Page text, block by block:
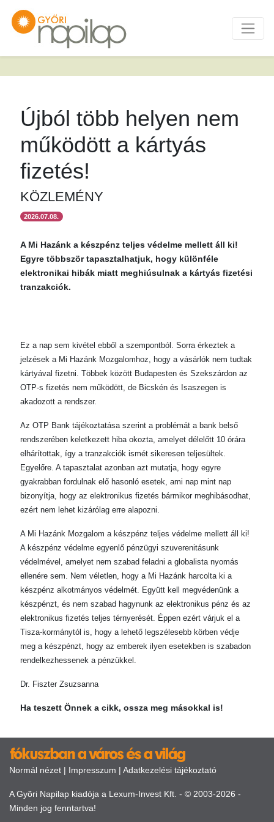
Újból több helyen nem
működött a kártyás
fizetés!
KÖZLEMÉNY
2026.07.08.
A Mi Hazánk a készpénz teljes védelme mellett áll ki!
Egyre többször tapasztalhatjuk, hogy különféle
elektronikai hibák miatt meghiúsulnak a kártyás fizetési
tranzakciók.
Ez a nap sem kivétel ebből a szempontból. Sorra érkeztek a
jelzések a Mi Hazánk Mozgalomhoz, hogy a vásárlók nem tudtak
kártyával fizetni. Többek között Budapesten és Szekszárdon az
OTP-s fizetés nem működött, de Bicskén és Isaszegen is
akadozott a rendszer.
Az OTP Bank tájékoztatása szerint a problémát a bank belső
rendszerében keletkezett hiba okozta, amelyet délelőtt 10 órára
elhárítottak, így a tranzakciók ismét sikeresen teljesültek.
Egyelőre. A tapasztalat azonban azt mutatja, hogy egyre
gyakrabban fordulnak elő hasonló esetek, ami nap mint nap
bizonyítja, hogy az elektronikus fizetés bármikor meghibásodhat,
ezért nem lehet kizárólag erre alapozni.
A Mi Hazánk Mozgalom a készpénz teljes védelme mellett áll ki!
A készpénz védelme egyenlő pénzügyi szuverenitásunk
védelmével, amelyet nem szabad feladni a globalista nyomás
ellenére sem. Nem véletlen, hogy a Mi Hazánk harcolta ki a
készpénz alkotmányos védelmét. Együtt kell megvédenünk a
készpénzt, és nem szabad hagynunk az elektronikus pénz és az
elektronikus fizetés teljes térnyerését. Éppen ezért várjuk el a
Tisza-kormánytól is, hogy a lehető legszélesebb körben védje
meg a készpénzt, hogy az emberek ilyen esetekben is szabadon
rendelkezhessenek a pénzükkel.
Dr. Fiszter Zsuzsanna
Ha teszett Önnek a cikk, ossza meg másokkal is!
Normál nézet | Impresszum | Adatkezelési tájékoztató
A Gyõri Napilap kiadója a Lexum-Invest Kft. - © 2003-2026 -
Minden jog fenntartva!